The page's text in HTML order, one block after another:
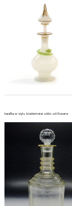
karafka w stylu biedermeier szkło szlifowane